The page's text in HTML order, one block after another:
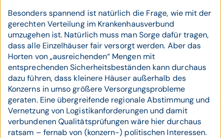
Besonders spannend ist natürlich die Frage, wie mit der
gerechten Verteilung im Krankenhausverbund
umzugehen ist. Natürlich muss man Sorge dafür tragen,
dass alle Einzelhäuser fair versorgt werden. Aber das
Horten von „ausreichenden“ Mengen mit
entsprechenden Sicherheitsbeständen kann durchaus
dazu führen, dass kleinere Häuser außerhalb des
Konzerns in umso größere Versorgungsprobleme
geraten. Eine übergreifende regionale Abstimmung und
Vernetzung von Logistikanforderungen und damit
verbundenen Qualitätsprüfungen wäre hier durchaus
ratsam – fernab von (konzern-) politischen Interessen.